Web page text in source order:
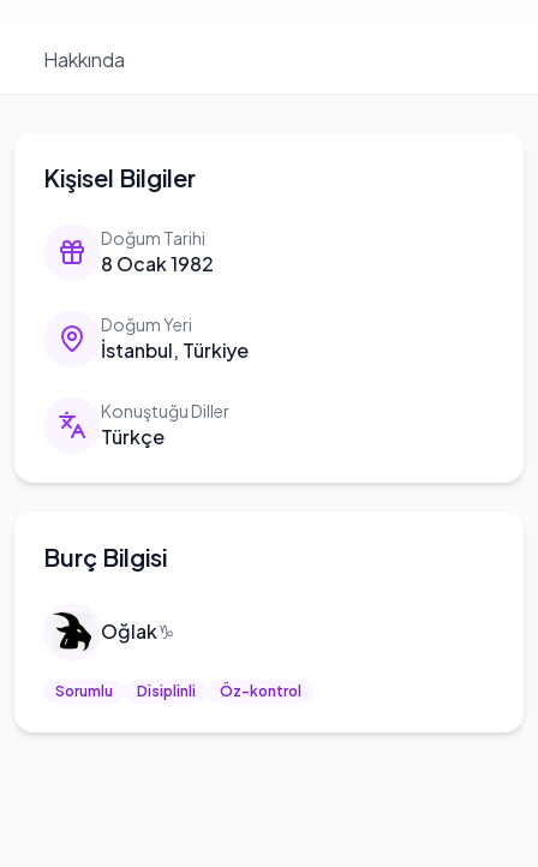
Hakkında
Kişisel Bilgiler
Doğum Tarihi
8 Ocak 1982
Doğum Yeri
İstanbul, Türkiye
Konuştuğu Diller
Türkçe
Burç Bilgisi
Oğlak♑
Sorumlu Disiplinli Öz-kontrol